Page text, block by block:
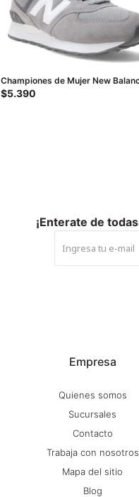
Championes de Mujer New
574 - Gris - Oscuro
$5.390
Empresa
Quienes somos
Sucursales
Contacto
Trabaja con nosotros
Mapa del sitio
Blog
¡Enterate de